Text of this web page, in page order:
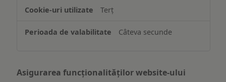
pe
dispozitiv
Terț
Câteva secunde
Asigurarea funcționalităților website-ului